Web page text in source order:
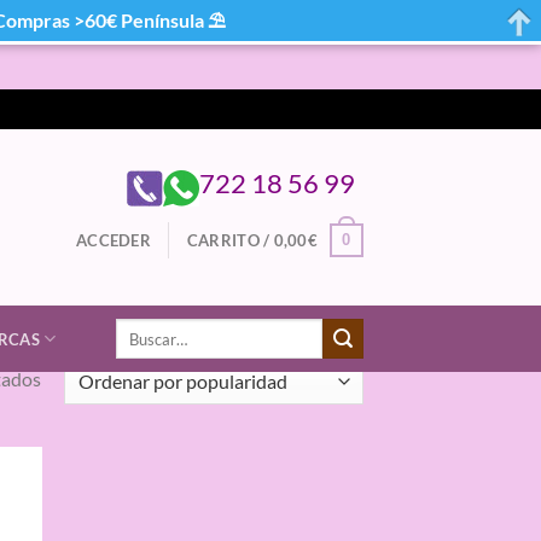
722 18 56 99
ACCEDER CARRITO / 0,00€ 0
Buscar
Ordenado
por
>60€ Península ⛱